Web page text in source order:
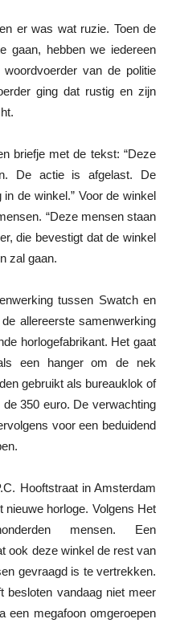
er was wat ruzie. Toen de
gaan, hebben we iedereen
van de politie
ging dat rustig en zijn
briefje met de tekst: “Deze
De actie is afgelast. De
de winkel.” Voor de winkel
“Deze mensen staan
die bevestigt dat de winkel
zal gaan.
tussen Swatch en
allereerste samenwerking
horlogefabrikant. Het gaat
een hanger om de nek
gebruikt als bureauklok of
350 euro. De verwachting
voor een beduidend
Hooftstraat in Amsterdam
horloge. Volgens Het
mensen. Een
ook deze winkel de rest van
gevraagd is te vertrekken.
besloten vandaag niet meer
een megafoon omgeroepen